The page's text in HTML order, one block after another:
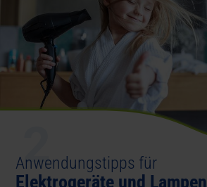
2
Anwendungstipps für
Elektrogeräte und Lampen